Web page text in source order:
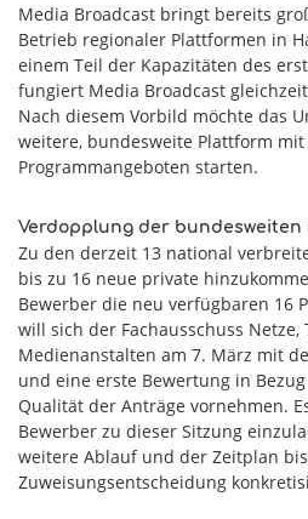
Media Broadcast bringt bereits
Betrieb regionaler Plattformen in
einem Teil der Kapazitäten des
fungiert Media Broadcast
Nach diesem Vorbild möchte das
weitere, bundesweite Plattform
Programmangeboten starten.
Verdopplung der bundesweiten
Zu den derzeit 13 national
bis zu 16 neue private
Bewerber die neu verfügbaren 16
will sich der Fachausschuss Netze,
Medienanstalten am 7. März mit
und eine erste Bewertung in
Qualität der Anträge vornehmen.
Bewerber zu dieser Sitzung
weitere Ablauf und der Zeitplan
Zuweisungsentscheidung